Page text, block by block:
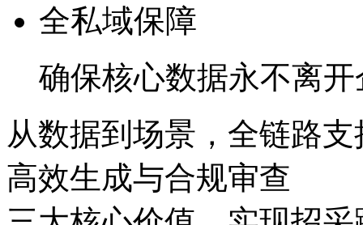
全私域保障
确保核心数据永不离
从数据到场景，全链路
高效生成与合规审查